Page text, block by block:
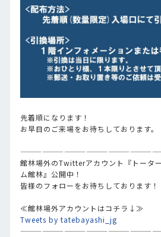
先着順になります！
お早目のご来場をお待ちしております。
館林場外のTwitterアカウント『トータ
ム館林』公開中！
皆様のフォローをお待ちしております！
≪館林場外アカウントはコチラ↓≫
Tweets by tatebayashi_jg